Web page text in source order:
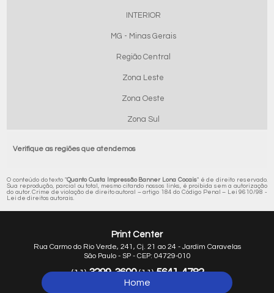
INTERIOR
MG - Minas Gerais
Região Central
Zona Leste
Zona Oeste
Zona Sul
Verifique as regiões que atendemos
O conteúdo do texto "Quanto Custa Impressão Banner Lona Cocais" é de direito reservado.
Sua reprodução, parcial ou total, mesmo citando nossos links, é proibida sem a autorização
do autor. Crime de violação de direito autoral – artigo 184 do Código Penal – Lei 9610/98 -
Lei de direitos autorais.
Print Center
Rua Carmo do Rio Verde, 241, Cj. 21 ao 24 - Jardim Caravelas
São Paulo - SP - CEP: 04729-010
(11)3299-3600(11)5641-4782
5641-1254
Home